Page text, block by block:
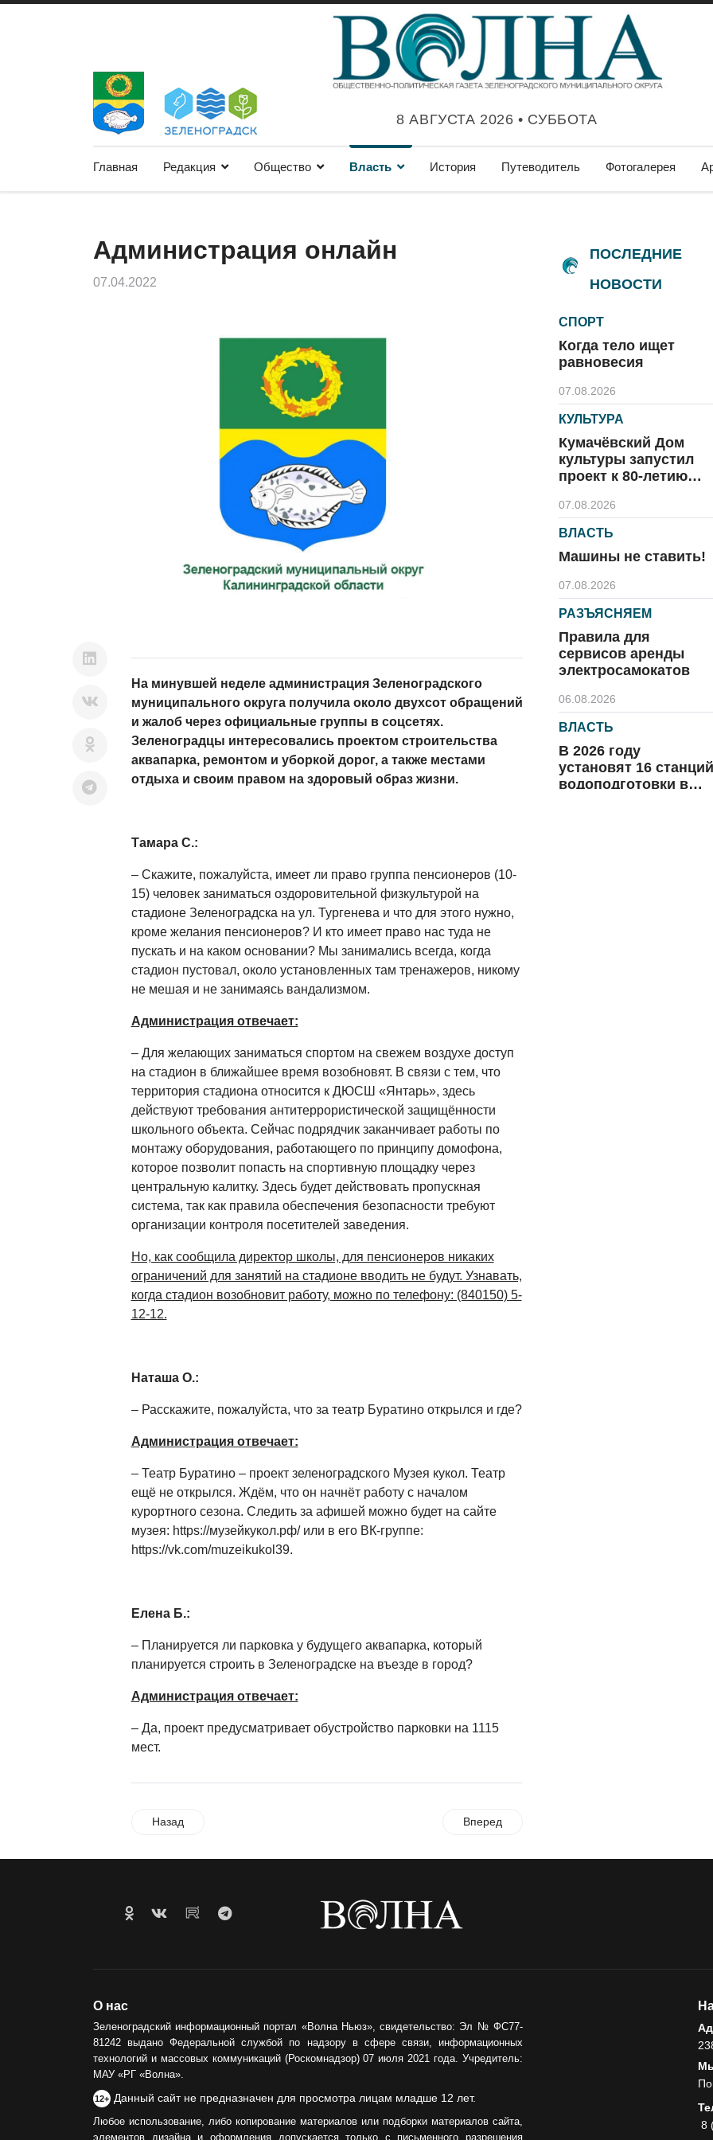
8 АВГУСТА 2026 • СУББОТА
Главная Редакция Общество Власть История Путеводитель Фотогалерея
Администрация онлайн
07.04.2022
На минувшей неделе администрация Зеленоградского
муниципального округа получила около двухсот обращений
и жалоб через официальные группы в соцсетях.
Зеленоградцы интересовались проектом строительства
аквапарка, ремонтом и уборкой дорог, а также местами
отдыха и своим правом на здоровый образ жизни.
Тамара С.:
– Скажите, пожалуйста, имеет ли право группа пенсионеров (10-
15) человек заниматься оздоровительной физкультурой на
стадионе Зеленоградска на ул. Тургенева и что для этого нужно,
кроме желания пенсионеров? И кто имеет право нас туда не
пускать и на каком основании? Мы занимались всегда, когда
стадион пустовал, около установленных там тренажеров, никому
не мешая и не занимаясь вандализмом.
Администрация отвечает:
– Для желающих заниматься спортом на свежем воздухе доступ
на стадион в ближайшее время возобновят. В связи с тем, что
территория стадиона относится к ДЮСШ «Янтарь», здесь
действуют требования антитеррористической защищённости
школьного объекта. Сейчас подрядчик заканчивает работы по
монтажу оборудования, работающего по принципу домофона,
которое позволит попасть на спортивную площадку через
центральную калитку. Здесь будет действовать пропускная
система, так как правила обеспечения безопасности требуют
организации контроля посетителей заведения.
Но, как сообщила директор школы, для пенсионеров никаких
ограничений для занятий на стадионе вводить не будут. Узнавать,
когда стадион возобновит работу, можно по телефону: (840150) 5-
12-12.
Наташа О.:
– Расскажите, пожалуйста, что за театр Буратино открылся и где?
Администрация отвечает:
– Театр Буратино – проект зеленоградского Музея кукол. Театр
ещё не открылся. Ждём, что он начнёт работу с началом
курортного сезона. Следить за афишей можно будет на сайте
музея: https://музейкукол.рф/ или в его ВК-группе:
https://vk.com/muzeikukol39.
Елена Б.:
– Планируется ли парковка у будущего аквапарка, который
планируется строить в Зеленоградске на въезде в город?
Администрация отвечает:
– Да, проект предусматривает обустройство парковки на 1115
мест.
Назад Вперед
ПОСЛЕДНИЕ
НОВОСТИ
СПОРТ
Когда тело ищет
равновесия
07.08.2026
КУЛЬТУРА
Кумачёвский Дом
культуры запустил
проект к 80-летию
07.08.2026
ВЛАСТЬ
Машины не ставить!
07.08.2026
РАЗЪЯСНЯЕМ
Правила для
сервисов аренды
электросамокатов
06.08.2026
ВЛАСТЬ
В 2026 году
установят 16 станций
водоподготовки в
О нас
Зеленоградский информационный портал «Волна Ньюз», свидетельство: Эл № ФС77-
81242 выдано Федеральной службой по надзору в сфере связи, информационных
технологий и массовых коммуникаций (Роскомнадзор) 07 июля 2021 года. Учредитель:
МАУ «РГ «Волна».
12+ Данный сайт не предназначен для просмотра лицам младше 12 лет.
Любое использование, либо копирование материалов или подборки материалов сайта,
элементов дизайна и оформления допускается только с письменного разрешения
8